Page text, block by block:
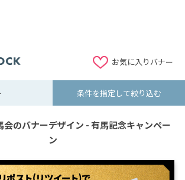
お気に入りバナー
条件を指定して絞り込む
会のバナーデザイン - 有馬記念キャンペー
ン